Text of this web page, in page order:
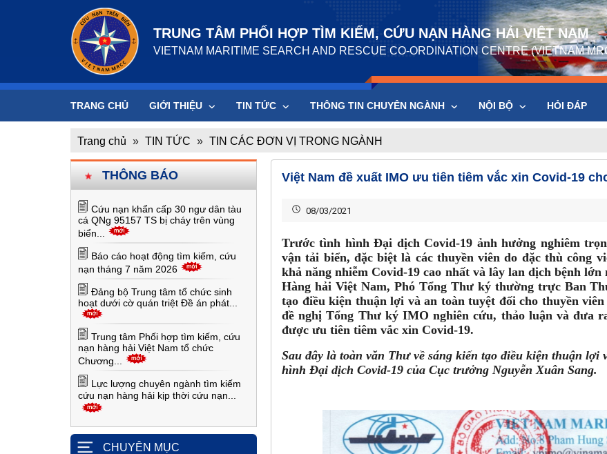
TRUNG TÂM PHỐI HỢP TÌM KIẾM, CỨU NẠN HÀNG HẢI VIỆT NAM
VIETNAM MARITIME SEARCH AND RESCUE CO-ORDINATION CENTRE (VIETNAM
TRANG CHỦ GIỚI THIỆU TIN TỨC THÔNG TIN CHUYÊN NGÀNH NỘI BỘ HỎI ĐÁP
Trang chủ » TIN TỨC » TIN CÁC ĐƠN VỊ TRONG NGÀNH
THÔNG BÁO
Cứu nạn khẩn cấp 30 ngư dân tàu
cá QNg 95157 TS bị cháy trên vùng
biển...
Báo cáo hoạt động tìm kiếm, cứu
nạn tháng 7 năm 2026
Đảng bộ Trung tâm tổ chức sinh
hoạt dưới cờ quán triệt Đề án phát...
Trung tâm Phối hợp tìm kiếm, cứu
nạn hàng hải Việt Nam tổ chức
Chương...
Lực lượng chuyên ngành tìm kiếm
cứu nạn hàng hải kịp thời cứu nạn...
CHUYÊN MỤC
Việt Nam đề xuất IMO ưu tiên tiêm vắc xin Covid-19
08/03/2021
Trước tình hình Đại dịch Covid-19 ảnh hưởng nghiêm
vận tải biển, đặc biệt là các thuyền viên do đặc thù công
khả năng nhiễm Covid-19 cao nhất và lây lan dịch bệnh
Hàng hải Việt Nam, Phó Tổng Thư ký thường trực Ban
tạo điều kiện thuận lợi và an toàn tuyệt đối cho thuyền
đề nghị Tổng Thư ký IMO nghiên cứu, thảo luận và đưa
được ưu tiên tiêm vắc xin Covid-19.
Sau đây là toàn văn Thư về sáng kiến tạo điều kiện thuận
hình Đại dịch Covid-19 của Cục trưởng Nguyễn Xuân Sang.